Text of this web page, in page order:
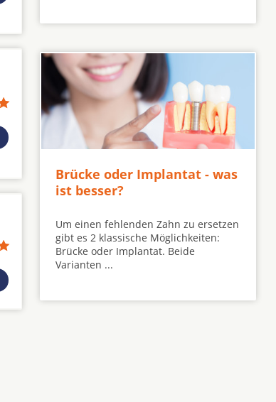
Brücke oder Implantat - was
ist besser?
Um einen fehlenden Zahn zu ersetzen
gibt es 2 klassische Möglichkeiten:
Brücke oder Implantat. Beide
Varianten ...